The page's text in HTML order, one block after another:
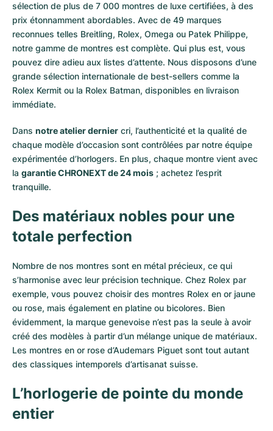
sélection de plus de 7 000 montres de luxe certifiées, à des
prix étonnamment abordables. Avec de 49 marques
reconnues telles Breitling, Rolex, Omega ou Patek Philippe,
notre gamme de montres est complète. Qui plus est, vous
pouvez dire adieu aux listes d’attente. Nous disposons d’une
grande sélection internationale de best-sellers comme la
Rolex Kermit ou la Rolex Batman, disponibles en livraison
immédiate.
Dans notre atelier dernier cri, l’authenticité et la qualité de
chaque modèle d’occasion sont contrôlées par notre équipe
expérimentée d’horlogers. En plus, chaque montre vient avec
la garantie CHRONEXT de 24 mois ; achetez l’esprit
tranquille.
Des matériaux nobles pour une
totale perfection
Nombre de nos montres sont en métal précieux, ce qui
s’harmonise avec leur précision technique. Chez Rolex par
exemple, vous pouvez choisir des montres Rolex en or jaune
ou rose, mais également en platine ou bicolores. Bien
évidemment, la marque genevoise n’est pas la seule à avoir
créé des modèles à partir d’un mélange unique de matériaux.
Les montres en or rose d’Audemars Piguet sont tout autant
des classiques intemporels d’artisanat suisse.
L’horlogerie de pointe du monde
entier